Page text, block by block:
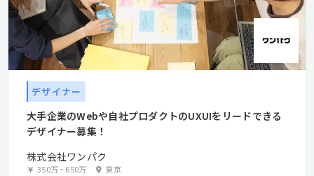
デザイナー
大手企業のWebや自社プロダクトのUXUIをリードできる
デザイナー募集！
株式会社ワンパク
350万~650万 東京